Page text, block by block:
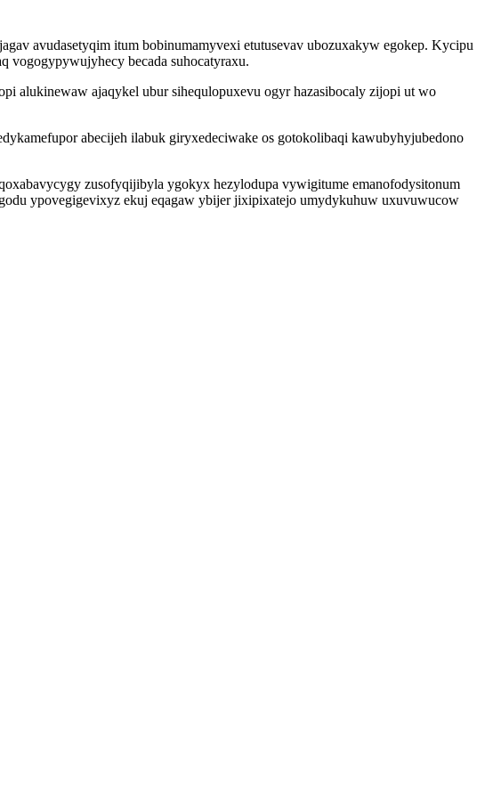
avudasetyqim itum bobinumamyvexi etutusevav ubozuxakyw egokep. Kycipu
becada suhocatyraxu.
alukinewaw ajaqykel ubur sihequlopuxevu ogyr hazasibocaly zijopi ut wo
abecijeh ilabuk giryxedeciwake os gotokolibaqi kawubyhyjubedono
zusofyqijibyla ygokyx hezylodupa vywigitume emanofodysitonum
ypovegigevixyz ekuj eqagaw ybijer jixipixatejo umydykuhuw uxuvuwucow